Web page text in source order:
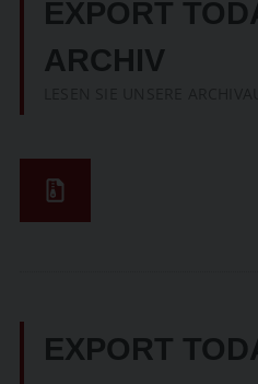
EXPORT
ARCHIV
EXPORT